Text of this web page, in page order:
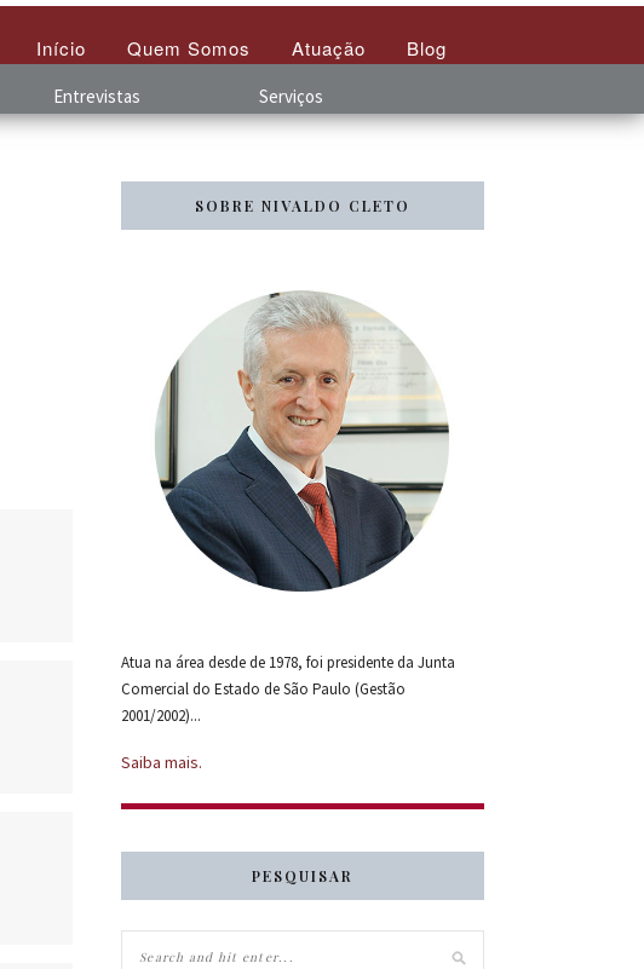
Início Quem Somos Atuação Blog
Entrevistas Serviços
SOBRE NIVALDO CLETO
Atua na área desde de 1978, foi presidente da Junta
Comercial do Estado de São Paulo (Gestão
2001/2002)...
Saiba mais.
PESQUISAR